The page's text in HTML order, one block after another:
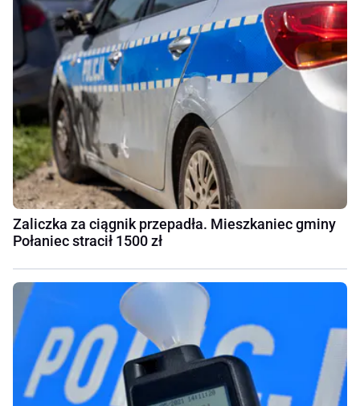
Zaliczka za ciągnik przepadła. Mieszkaniec gminy
Połaniec stracił 1500 zł